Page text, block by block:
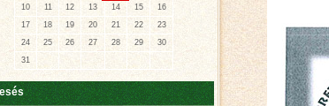
10
11 12 13 14 15
16
17
18 19 20 21 22
23
24
25 26 27 28 29
30
31